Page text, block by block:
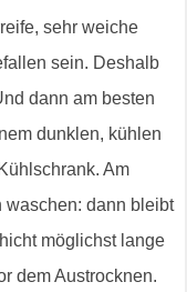
sehr weiche
sein. Deshalb
dann am besten
dunklen, kühlen
Am
waschen: dann bleibt
möglichst lange
dem Austrocknen.